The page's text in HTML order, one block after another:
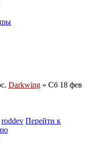
Darkwing » Сб 18 фев
roddev Перейти к